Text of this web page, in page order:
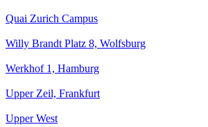
Quai Zurich Campus
Willy Brandt Platz 8, Wolfsburg
Werkhof 1, Hamburg
Upper Zeil, Frankfurt
Upper West